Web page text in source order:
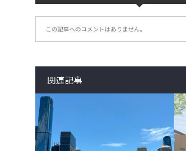
この記事へのコメントはありません。
関連記事